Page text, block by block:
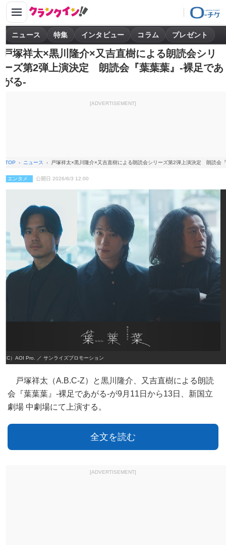
ニュース 特集 インタビュー コラム プレゼント
戸塚祥太×黒川隆介×又吉直樹による朗読会シリ
ーズ第2弾上演決定 朗読会『葉葉葉』-裸足であ
がる-
[ADVERTISEMENT]
TOP ニュース 戸塚祥太×黒川隆介×又吉直樹による朗読会シリーズ第2弾上演決定 朗読会
エンタメ 公開日 2026/6/3 12:00
（C）AOI Pro. ／ サンライズプロモーション
戸塚祥太（A.B.C-Z）と黒川隆介、又吉直樹による朗読
会『葉葉葉』-裸足であがる-が9月11日から13日、新国立
劇場 中劇場にて上演する。
全文を読む
[ADVERTISEMENT]